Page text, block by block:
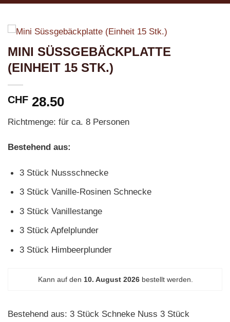
MINI SÜSSGEBÄCKPLATTE
(EINHEIT 15 STK.)
CHF 28.50
Richtmenge: für ca. 8 Personen
Bestehend aus:
3 Stück Nussschnecke
3 Stück Vanille-Rosinen Schnecke
3 Stück Vanillestange
3 Stück Apfelplunder
3 Stück Himbeerplunder
Kann auf den 10. August 2026 bestellt werden.
Bestehend aus: 3 Stück Schneke Nuss 3 Stück